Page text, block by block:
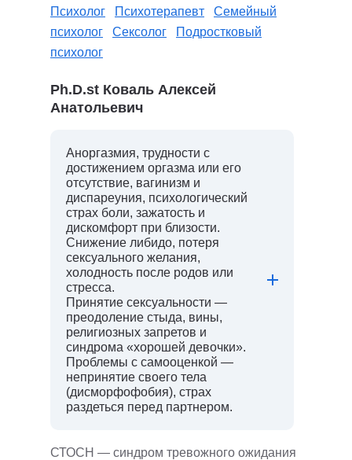
Психолог Психотерапевт
Семейный
психолог
Сексолог
Подростковый
психолог
Ph.D.st Коваль Алексей
Анатольевич
Аноргазмия, трудности с
достижением оргазма или его
отсутствие, вагинизм и
диспареуния, психологический
страх боли, зажатость и
дискомфорт при близости.
Снижение либидо, потеря
сексуального желания,
холодность после родов или
стресса.
Принятие сексуальности —
преодоление стыда, вины,
религиозных запретов и
синдрома «хорошей девочки».
Проблемы с самооценкой —
непринятие своего тела
(дисморфофобия), страх
раздеться перед партнером.
СТОСН — синдром тревожного ожидания